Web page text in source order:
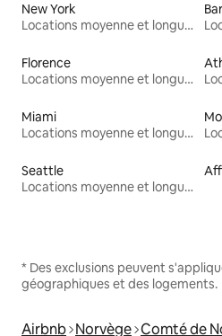
New York
Locations moyenne et longue durée
Florence
Locations moyenne et longue durée
Miami
Locations moyenne et longue durée
Seattle
Locations moyenne et longue durée
* Des exclusions peuvent
géographiques et des logements.
Airbnb Norvège Comté de